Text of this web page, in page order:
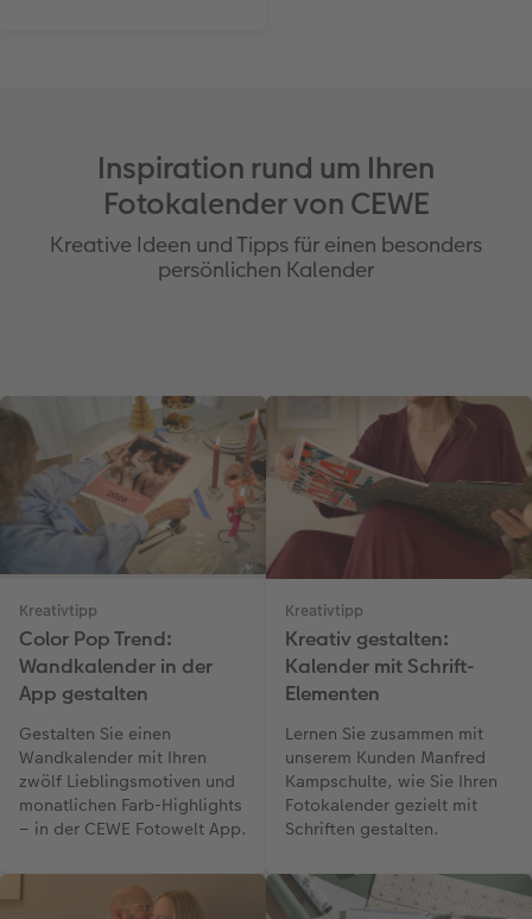
Inspiration rund um Ihren
Fotokalender von CEWE
Kreative Ideen und Tipps für einen besonders
persönlichen Kalender
Kreativtipp
Color Pop Trend:
Wandkalender in der
App gestalten
Gestalten Sie einen
Wandkalender mit Ihren
zwölf Lieblingsmotiven und
monatlichen Farb-Highlights
– in der CEWE Fotowelt App.
Kreativtipp
Kreativ gestalten:
Kalender mit Schrift-
Elementen
Lernen Sie zusammen mit
unserem Kunden Manfred
Kampschulte, wie Sie Ihren
Fotokalender gezielt mit
Schriften gestalten.